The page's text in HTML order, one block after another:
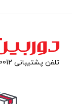
تلفن پشتیبانی 33800012-0253